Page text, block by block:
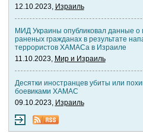
12.10.2023, Израиль
МИД Украины опубликовал данные о
раненых гражданах в результате
террористов ХАМАСа в Израиле
11.10.2023, Мир и Израиль
Десятки иностранцев убиты или
боевиками ХАМАС
09.10.2023, Израиль